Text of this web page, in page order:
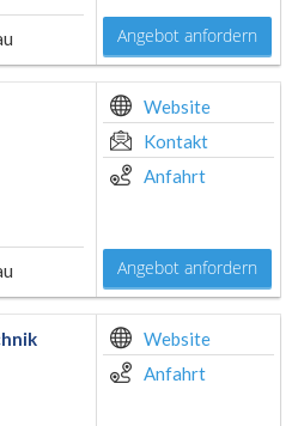
Angebot anfordern
Website
Kontakt
Anfahrt
Angebot anfordern
Website
Anfahrt